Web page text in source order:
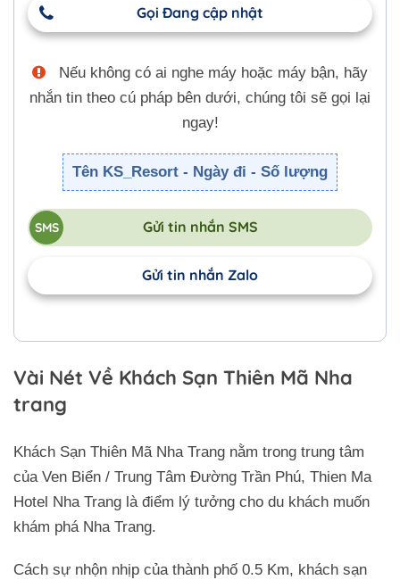
Gọi Đang cập nhật
Nếu không có ai nghe máy hoặc máy bận, hãy
nhắn tin theo cú pháp bên dưới, chúng tôi sẽ gọi lại
ngay!
Tên KS_Resort - Ngày đi - Số lượng
Gửi tin nhắn SMS
Gửi tin nhắn Zalo
Vài Nét Về Khách Sạn Thiên Mã Nha
trang
Khách Sạn Thiên Mã Nha Trang nằm trong trung tâm
của Ven Biển / Trung Tâm Đường Trần Phú, Thien Ma
Hotel Nha Trang là điểm lý tưởng cho du khách muốn
khám phá Nha Trang.
Cách sự nhộn nhịp của thành phố 0.5 Km, khách sạn